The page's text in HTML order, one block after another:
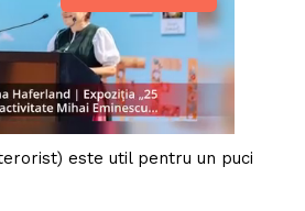
este util pentru un puci